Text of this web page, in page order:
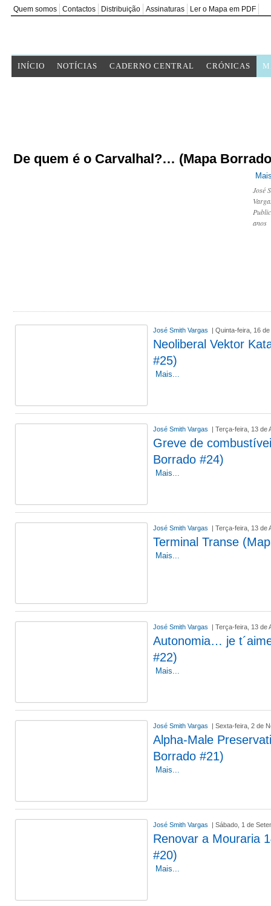
Quem somos Contactos Distribuição Assinaturas Ler o Mapa em PDF
INÍCIO NOTÍCIAS CADERNO CENTRAL CRÓNICAS
De quem é o Carvalhal?… (Mapa
José
anos
José Smith Vargas | Quinta-feira, 16
Neoliberal Vektor
#25)
Mais...
José Smith Vargas | Terça-feira, 13 de
Greve de
Borrado #24)
Mais...
José Smith Vargas | Terça-feira, 13 de
Terminal Transe
Mais...
José Smith Vargas | Terça-feira, 13 de
Autonomia… je
#22)
Mais...
José Smith Vargas | Sexta-feira, 2 de
Alpha-Male
Borrado #21)
Mais...
José Smith Vargas | Sábado, 1 de
Renovar a Mouraria
#20)
Mais...